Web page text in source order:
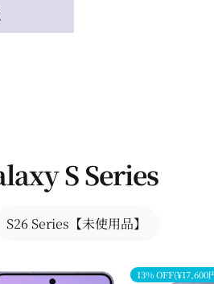
S Series
S26 Series【未使用品】
13% OFF(¥17,600